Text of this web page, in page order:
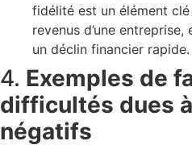
fidélité est un élément
revenus d’une
un déclin financier rapide.
4. Exemples de
difficultés dues
négatifs